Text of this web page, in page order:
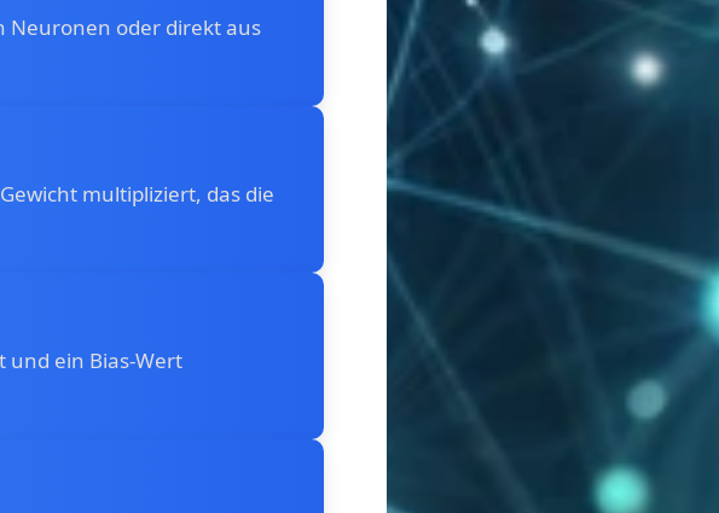
Neuronen oder direkt aus
multipliziert, das die
und ein Bias-Wert